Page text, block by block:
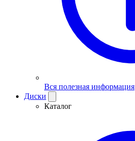
Вся полезная информация
Диски
Каталог